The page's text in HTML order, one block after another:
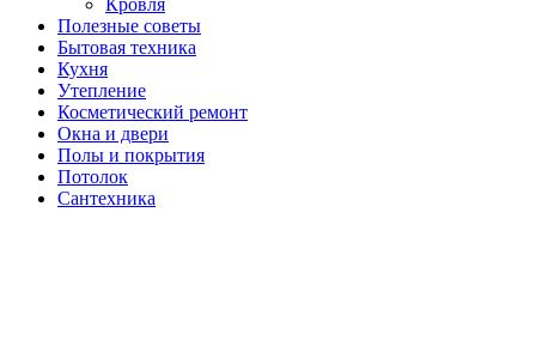
Полезные советы
Бытовая техника
Кухня
Утепление
Косметический ремонт
Окна и двери
Полы и покрытия
Потолок
Сантехника